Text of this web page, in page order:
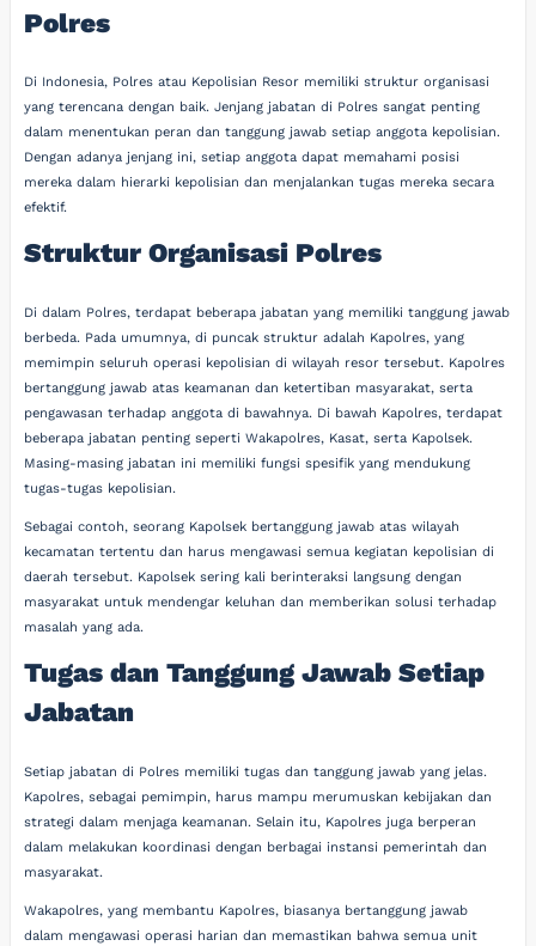
Polres
Di Indonesia, Polres atau Kepolisian Resor memiliki struktur organisasi
yang terencana dengan baik. Jenjang jabatan di Polres sangat penting
dalam menentukan peran dan tanggung jawab setiap anggota kepolisian.
Dengan adanya jenjang ini, setiap anggota dapat memahami posisi
mereka dalam hierarki kepolisian dan menjalankan tugas mereka secara
efektif.
Struktur Organisasi Polres
Di dalam Polres, terdapat beberapa jabatan yang memiliki tanggung jawab
berbeda. Pada umumnya, di puncak struktur adalah Kapolres, yang
memimpin seluruh operasi kepolisian di wilayah resor tersebut. Kapolres
bertanggung jawab atas keamanan dan ketertiban masyarakat, serta
pengawasan terhadap anggota di bawahnya. Di bawah Kapolres, terdapat
beberapa jabatan penting seperti Wakapolres, Kasat, serta Kapolsek.
Masing-masing jabatan ini memiliki fungsi spesifik yang mendukung
tugas-tugas kepolisian.
Sebagai contoh, seorang Kapolsek bertanggung jawab atas wilayah
kecamatan tertentu dan harus mengawasi semua kegiatan kepolisian di
daerah tersebut. Kapolsek sering kali berinteraksi langsung dengan
masyarakat untuk mendengar keluhan dan memberikan solusi terhadap
masalah yang ada.
Tugas dan Tanggung Jawab Setiap
Jabatan
Setiap jabatan di Polres memiliki tugas dan tanggung jawab yang jelas.
Kapolres, sebagai pemimpin, harus mampu merumuskan kebijakan dan
strategi dalam menjaga keamanan. Selain itu, Kapolres juga berperan
dalam melakukan koordinasi dengan berbagai instansi pemerintah dan
masyarakat.
Wakapolres, yang membantu Kapolres, biasanya bertanggung jawab
dalam mengawasi operasi harian dan memastikan bahwa semua unit